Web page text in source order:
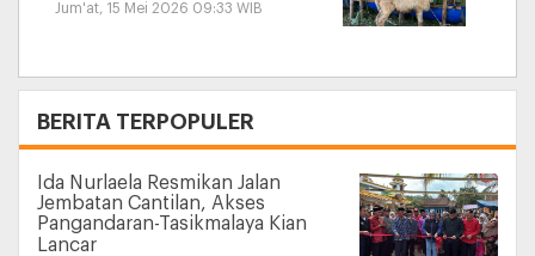
Jum'at, 15 Mei 2026 09:33 WIB
BERITA TERPOPULER
Ida Nurlaela Resmikan Jalan
Jembatan Cantilan, Akses
Pangandaran-Tasikmalaya Kian
Lancar